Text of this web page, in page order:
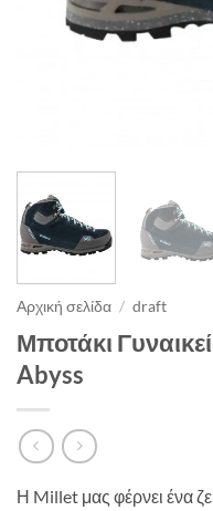
Αρχική σελίδα / draft
Μποτάκι
Abyss
Η Millet μας φέρνει ένα